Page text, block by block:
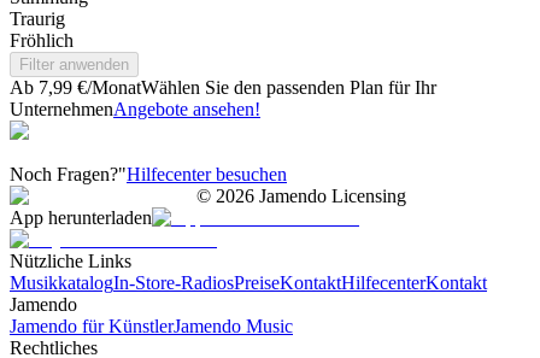
Traurig
Fröhlich
Filter anwenden
Ab 7,99 €/MonatWählen Sie den passenden Plan für Ihr
UnternehmenAngebote ansehen!
Noch Fragen?"Hilfecenter besuchen
© 2026 Jamendo Licensing
App herunterladen
Nützliche Links
MusikkatalogIn-Store-RadiosPreiseKontaktHilfecenterKontakt
Jamendo
Jamendo für KünstlerJamendo Music
Rechtliches